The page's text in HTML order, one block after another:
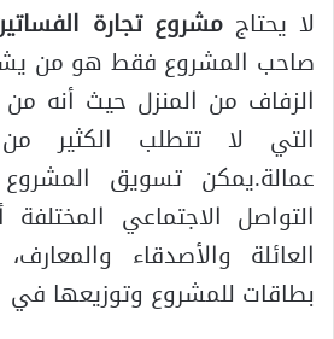
لا يحتاجمشروع تجارة
صاحب المشروع فقط هو من
الزفاف من المنزل حيث أنه
التي لا تتطلب الكثير
عمالة.يمكن تسويق
التواصل الاجتماعي
العائلة والأصدقاء
بطاقات للمشروع وتوزيعها في